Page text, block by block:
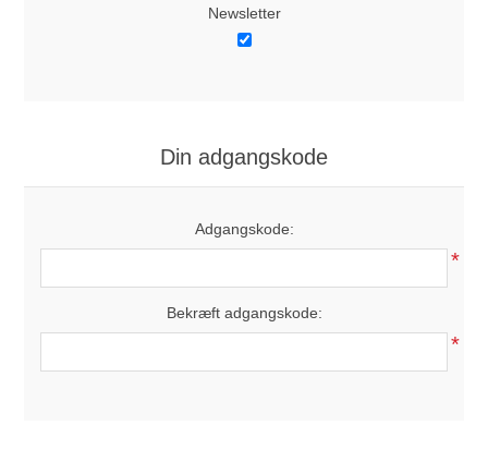
Newsletter
Din adgangskode
Adgangskode:
*
Bekræft adgangskode:
*